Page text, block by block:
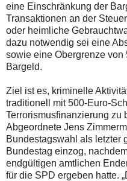
eine Einschränkung der
Transaktionen an der
oder heimliche
dazu notwendig sei eine
sowie eine Obergrenze
Bargeld.
Ziel ist es, kriminelle
traditionell mit 500-Euro-
Terrorismusfinanzierung zu
Abgeordnete Jens
Bundestagswahl als letzter
Bundestag einzog,
endgültigen amtlichen
für die SPD ergeben hatte.